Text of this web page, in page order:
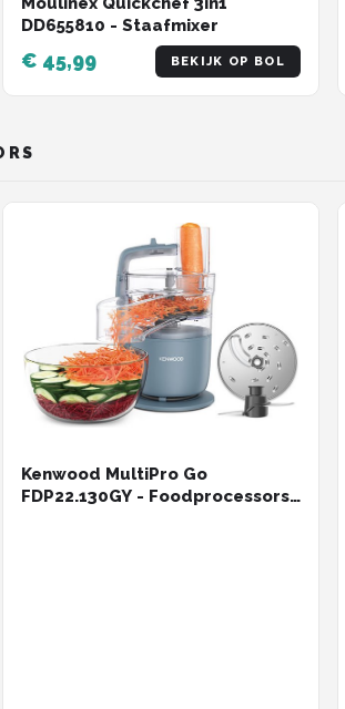
DD655810 - Staafmixer
€ 45,99 BEKIJK OP BOL
Kenwood MultiPro Go
FDP22.130GY - Foodprocessors